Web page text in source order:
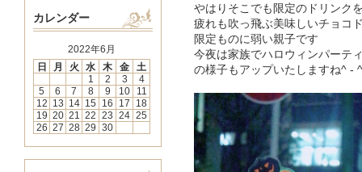
やはりそこでも限定のドリンク
疲れも吹っ飛ぶ美味しいチョコ
限定ものに弱い親子です
今夜は家族でハロウィンパーテ
の様子もアップいたしますね^ - ^
カレンダー
2022年6月
日
月 火 水 木 金
土
1
2 3
4
5
6 7 8 9 10
11
12 13 14 15 16 17
18
19 20 21 22 23 24 25
26 27 28 29 30